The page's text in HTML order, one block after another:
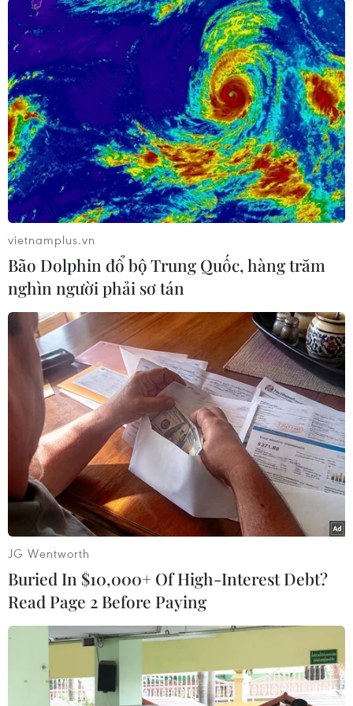
xúc với người đang thực hiện cách ly, người
đang cách ly không được ra khỏi khu cách ly và
có hình thức xử lý nghiêm khắc đối với các tổ
chức, cá nhân vi phạm.
Sau khi kết thúc thời gian thực hiện cách ly tập
trung, tiếp tục thực hiện nghiêm việc giám sát y
tế, theo dõi sức khỏe trong 14 ngày tiếp theo và
yêu cầu các trường hợp nhập cảnh hạn chế tiếp
xúc với người xung quanh, thường xuyên áp
dụng các biện pháp phòng hộ cá nhân./.
(TTXVN/Vietnam+)
#người nhập cảnh
#virus SARS-CoV-2
#xử lý nghiêm khắc
Theo dõi VietnamPlus
vietnamplus.vn
Bão Dolphin đổ bộ Trung Quốc, hàng trăm
nghìn người phải sơ tán
JG Wentworth
Buried In $10,000+ Of High-Interest Debt?
Read Page 2 Before Paying